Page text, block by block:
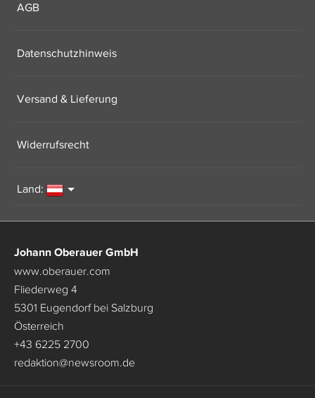
AGB
Datenschutzhinweis
Versand & Lieferung
Widerrufsrecht
Land:
Johann Oberauer GmbH
www.oberauer.com
Fliederweg 4
5301 Eugendorf bei Salzburg
Österreich
+43 6225 2700
redaktion@newsroom.de